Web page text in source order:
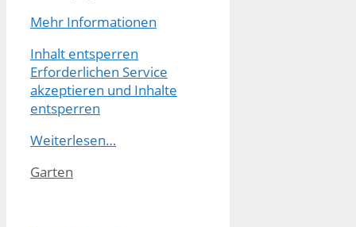
Mehr Informationen
Inhalt entsperren
Erforderlichen Service
akzeptieren und Inhalte
entsperren
Weiterlesen…
Kategorien
Garten